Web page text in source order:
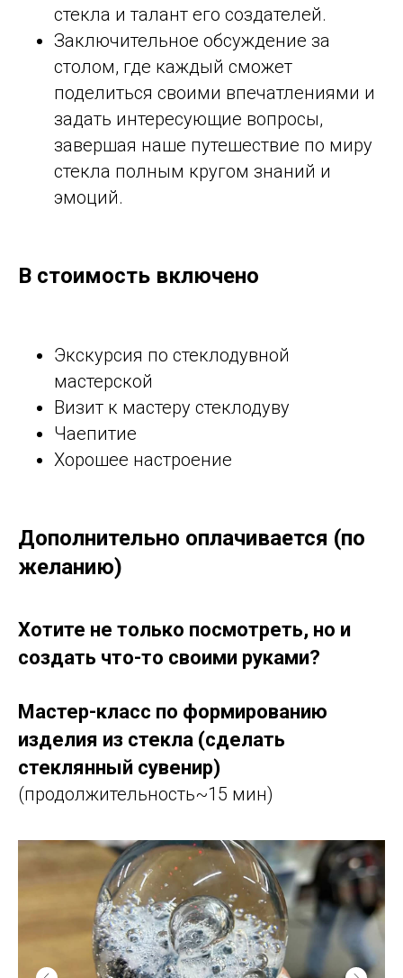
стекла и талант его создателей.
Заключительное обсуждение за
столом, где каждый сможет
поделиться своими впечатлениями и
задать интересующие вопросы,
завершая наше путешествие по миру
стекла полным кругом знаний и
эмоций.
В стоимость включено
Экскурсия по стеклодувной
мастерской
Визит к мастеру стеклодуву
Чаепитие
Хорошее настроение
Дополнительно оплачивается (по
желанию)
Хотите не только посмотреть, но и
создать что-то своими руками?
Мастер-класс по формированию
изделия из стекла (сделать
стеклянный сувенир)
(продолжительность~15 мин)